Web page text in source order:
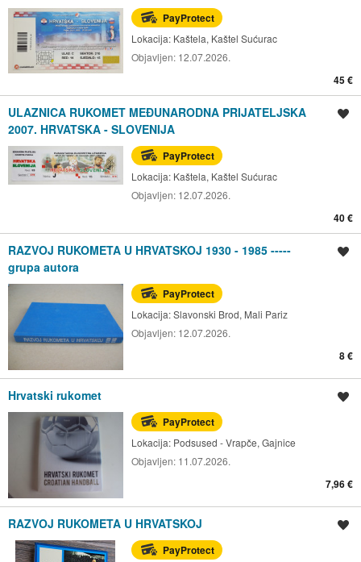
PayProtect
Lokacija: Kaštela, Kaštel Sućurac
Objavljen: 12.07.2026.
45 €
ULAZNICA RUKOMET MEĐUNARODNA PRIJATELJSKA
2007. HRVATSKA - SLOVENIJA
PayProtect
Lokacija: Kaštela, Kaštel Sućurac
Objavljen: 12.07.2026.
40 €
RAZVOJ RUKOMETA U HRVATSKOJ 1930 - 1985 -----
grupa autora
PayProtect
Lokacija:Slavonski Brod, Mali Pariz
Objavljen: 12.07.2026.
8 €
Hrvatski rukomet
PayProtect
Lokacija: Podsused - Vrapče, Gajnice
Objavljen: 11.07.2026.
7,96 €
RAZVOJ RUKOMETA U HRVATSKOJ
PayProtect